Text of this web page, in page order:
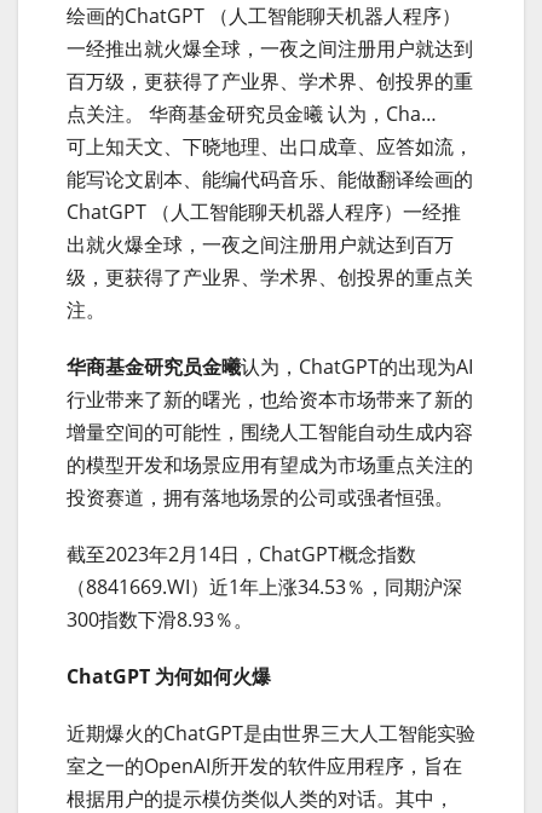
绘画的ChatGPT （人工智能聊天机器人程序）
一经推出就火爆全球，一夜之间注册用户就达到
百万级，更获得了产业界、学术界、创投界的重
点关注。 华商基金研究员金曦 认为，Cha…
可上知天文、下晓地理、出口成章、应答如流，
能写论文剧本、能编代码音乐、能做翻译绘画的
ChatGPT （人工智能聊天机器人程序）一经推
出就火爆全球，一夜之间注册用户就达到百万
级，更获得了产业界、学术界、创投界的重点关
注。
华商基金研究员金曦认为，ChatGPT的出现为AI
行业带来了新的曙光，也给资本市场带来了新的
增量空间的可能性，围绕人工智能自动生成内容
的模型开发和场景应用有望成为市场重点关注的
投资赛道，拥有落地场景的公司或强者恒强。
截至2023年2月14日，ChatGPT概念指数
（8841669.WI）近1年上涨34.53％，同期沪深
300指数下滑8.93％。
ChatGPT 为何如何火爆
近期爆火的ChatGPT是由世界三大人工智能实验
室之一的OpenAI所开发的软件应用程序，旨在
根据用户的提示模仿类似人类的对话。其中，